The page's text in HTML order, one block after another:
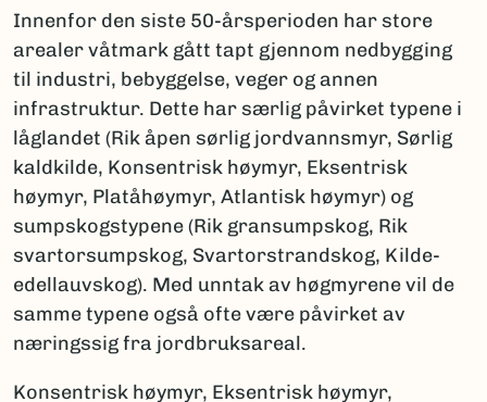
Innenfor den siste 50-årsperioden har store
arealer våtmark gått tapt gjennom nedbygging
til industri, bebyggelse, veger og annen
infrastruktur. Dette har særlig påvirket typene i
låglandet (Rik åpen sørlig jordvannsmyr, Sørlig
kaldkilde, Konsentrisk høymyr, Eksentrisk
høymyr, Platåhøymyr, Atlantisk høymyr) og
sumpskogstypene (Rik gransumpskog, Rik
svartorsumpskog, Svartorstrandskog, Kilde-
edellauvskog). Med unntak av høgmyrene vil de
samme typene også ofte være påvirket av
næringssig fra jordbruksareal.
Konsentrisk høymyr, Eksentrisk høymyr,